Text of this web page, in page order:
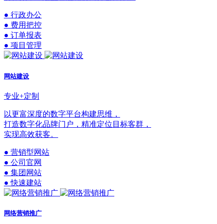
● 行政办公
● 费用把控
● 订单报表
● 项目管理
网站建设
专业+定制
以更富深度的数字平台构建思维，
打造数字化品牌门户，精准定位目标客群，
实现高效获客。
● 营销型网站
● 公司官网
● 集团网站
● 快速建站
网络营销推广